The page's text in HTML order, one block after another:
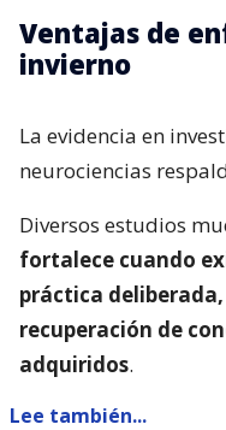
Ventajas de
invierno
La evidencia en
neurociencias
Diversos estudios
fortalece cuando
práctica
recuperación de
adquiridos.
Lee también...